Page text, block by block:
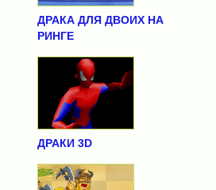
ДРАКА ДЛЯ ДВОИХ НА
РИНГЕ
ДРАКИ 3D